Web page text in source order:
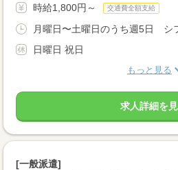
時給1,800円～ 交通費全額支給
月曜日〜土曜日のうち週5日 シ
日曜日 祝日
もっと見る
求人詳細を
[一般派遣]